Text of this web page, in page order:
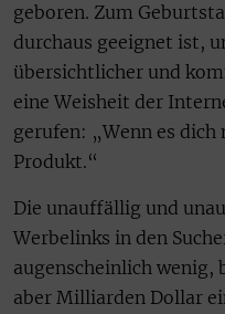
geboren. Zum
durchaus geeignet ist,
übersichtlicher und
eine Weisheit der
gerufen: „Wenn es
Produkt.“
Die unauffällig und
Werbelinks in den
augenscheinlich wenig,
aber Milliarden Dollar